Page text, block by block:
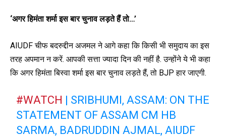
‘अगर हिमंता शर्मा इस बार चुनाव लड़ते हैं तो…’
AIUDF चीफ बदरुद्दीन अजमल ने आगे कहा कि किसी भी समुदाय का इस
तरह अपमान न करें. आपकी सत्ता ज्यादा दिन की नहीं है. उन्होंने ये भी कहा
कि अगर हिमंता बिस्वा शर्मा इस बार चुनाव लड़ते हैं, तो BJP हार जाएगी.
#WATCH | SRIBHUMI, ASSAM: ON THE
STATEMENT OF ASSAM CM HB
SARMA, BADRUDDIN AJMAL, AIUDF